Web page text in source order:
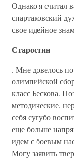
Однако я считал
спартаковский
свое идейное
Старостин
. Мне довелось
олимпийской
класс Бескова.
методические,
себя сугубо
еще больше
идем с боевым
Могу заявить